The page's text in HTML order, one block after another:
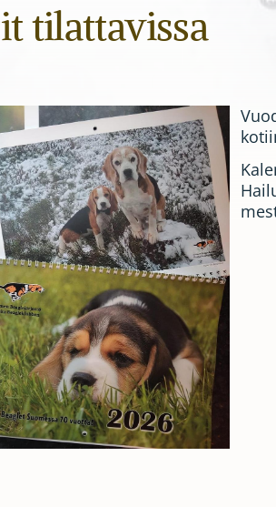
tilattavissa